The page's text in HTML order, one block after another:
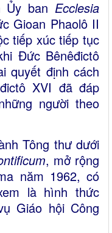
Ủy ban Ecclesia
Gioan Phaolô II
tiếp xúc tiếp tục
Đức Bênêđictô
quyết định cách
XVI đã đáp
người theo
Tông thư dưới
, mở rộng
năm 1962, có
là hình thức
Giáo hội Công